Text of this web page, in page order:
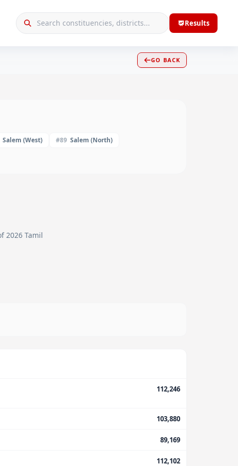
Results
GO BACK
Salem (West) #89 Salem (North)
2026 Tamil
112,246
103,880
89,169
112,102